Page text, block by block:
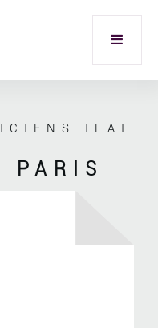
IFAI
PARIS